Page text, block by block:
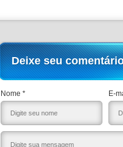
Deixe seu
Nome * E-